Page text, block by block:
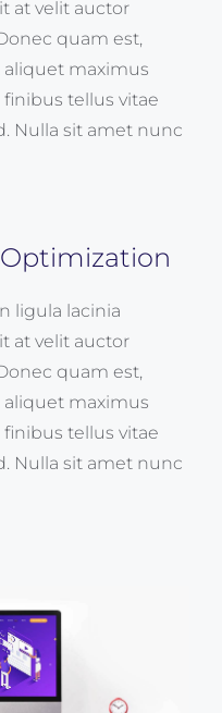
at velit auctor
quam est,
aliquet maximus
tellus vitae
Nulla sit amet nunc
ligula lacinia
at velit auctor
quam est,
aliquet maximus
tellus vitae
Nulla sit amet nunc